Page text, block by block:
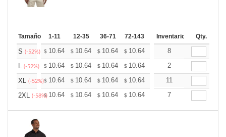
Tamaño 1-11 12-35 36-71 72-143 144-287 288 +
Inventario Qty.
S (-52%) $ 10.64 $ 10.64 $ 10.64 $ 10.64 10.64
8
L (-52%) $ 10.64 $ 10.64 $ 10.64 $ 10.64 10.64
2
XL (-52%)$ 10.64 $ 10.64 $ 10.64 $ 10.64 10.64
11
2XL (-58%)
$ 10.64 $ 10.64 $ 10.64 $ 10.64 10.64
7